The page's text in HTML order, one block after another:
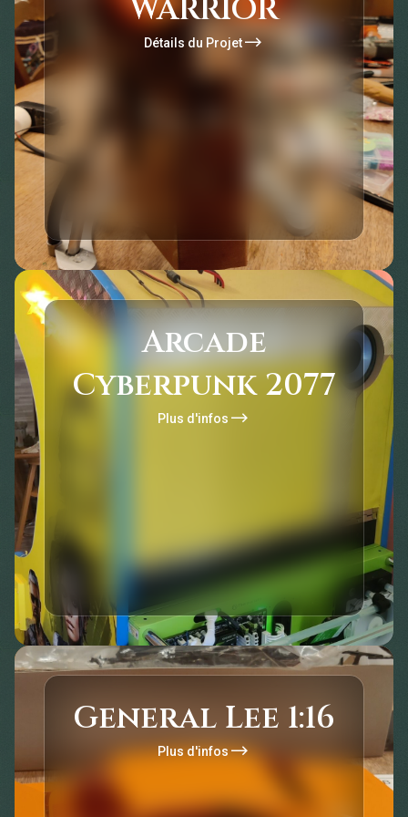
WARRIOR
Détails du Projet
Arcade Ultra Haut
de Gamme
Cyberpunk 2077
Arcade
Cyberpunk 2077
Plus d'infos
Modèle réduit 1/16
General Lee
Rétro-Modélisme
General Lee 1:16
Plus d'infos